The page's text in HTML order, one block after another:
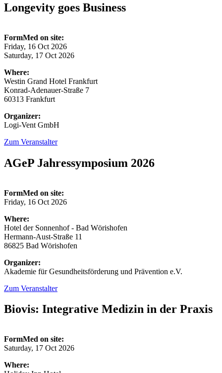
Longevity goes Business
FormMed on site:
Friday, 16 Oct 2026
Saturday, 17 Oct 2026
Where:
Westin Grand Hotel Frankfurt
Konrad-Adenauer-Straße 7
60313 Frankfurt
Organizer:
Logi-Vent GmbH
Zum Veranstalter
AGeP Jahressymposium 2026
FormMed on site:
Friday, 16 Oct 2026
Where:
Hotel der Sonnenhof - Bad Wörishofen
Hermann-Aust-Straße 11
86825 Bad Wörishofen
Organizer:
Akademie für Gesundheitsförderung und Prävention e.V.
Zum Veranstalter
Biovis: Integrative Medizin in der Praxis
FormMed on site:
Saturday, 17 Oct 2026
Where: